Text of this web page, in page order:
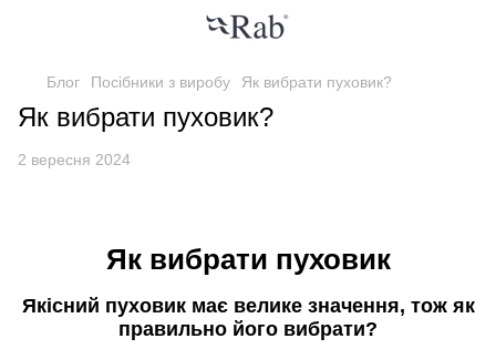
Блог Посібники з виробу Як вибрати пуховик?
Як вибрати пуховик?
2 вересня 2024
Як вибрати пуховик
Якісний пуховик має велике значення, тож як
правильно його вибрати?